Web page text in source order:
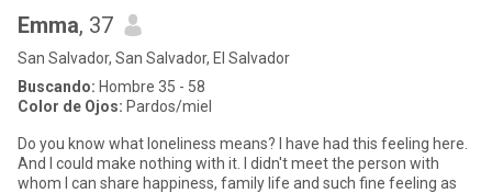
Emma, 37
San Salvador, San Salvador, El Salvador
Buscando: Hombre 35 - 58
Color de Ojos: Pardos/miel
Do you know what loneliness means? I have had this feeling here.
And I could make nothing with it. I didn't meet the person with
whom I can share happiness, family life and such fine feeling as